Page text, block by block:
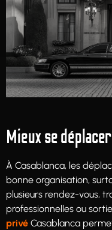
Mieux se
À Casablanca, les
bonne organisation,
plusieurs rendez-vous,
professionnelles ou
privé Casablanca